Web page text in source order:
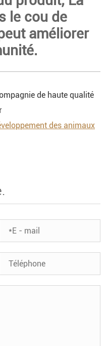
le cou de
améliorer
de haute qualité
des animaux